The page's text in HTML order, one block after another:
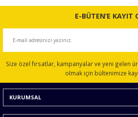
Bu ürünün fiyat bilgisi, resim, ürün
konularda yetersiz gördüğünüz noktaları
Ürün açıklamasında eksik bilgiler
Ürün bilgilerinde hatalar bulunuyor.
Ürün fiyatı diğer sitelerden daha pahalı.
Bu ürüne benzer farklı alternatifler
E-BÜTEN’E KAYIT
Size özel fırsatlar, kampanyalar ve yeni gelen
olmak için bültenimize
KURUMSAL